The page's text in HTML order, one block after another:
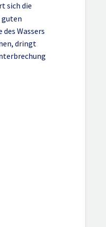
sich die
guten
Wassers
dringt